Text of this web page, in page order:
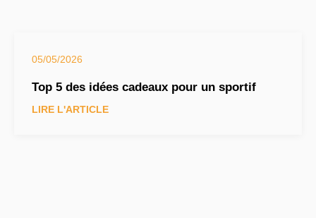
05/05/2026
Top 5 des idées cadeaux pour un sportif
LIRE L'ARTICLE